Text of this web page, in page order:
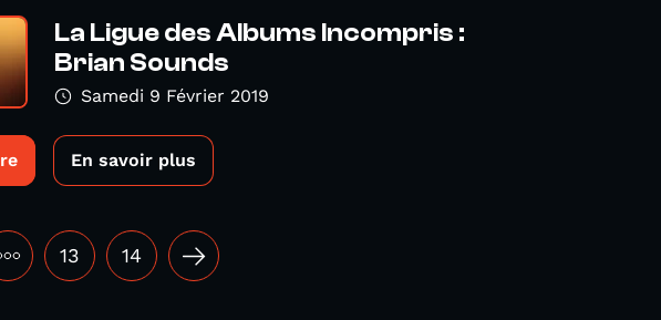
La Ligue des Albums Incompris :
Brian Sounds
Samedi 9 Février 2019
En savoir plus
13 14